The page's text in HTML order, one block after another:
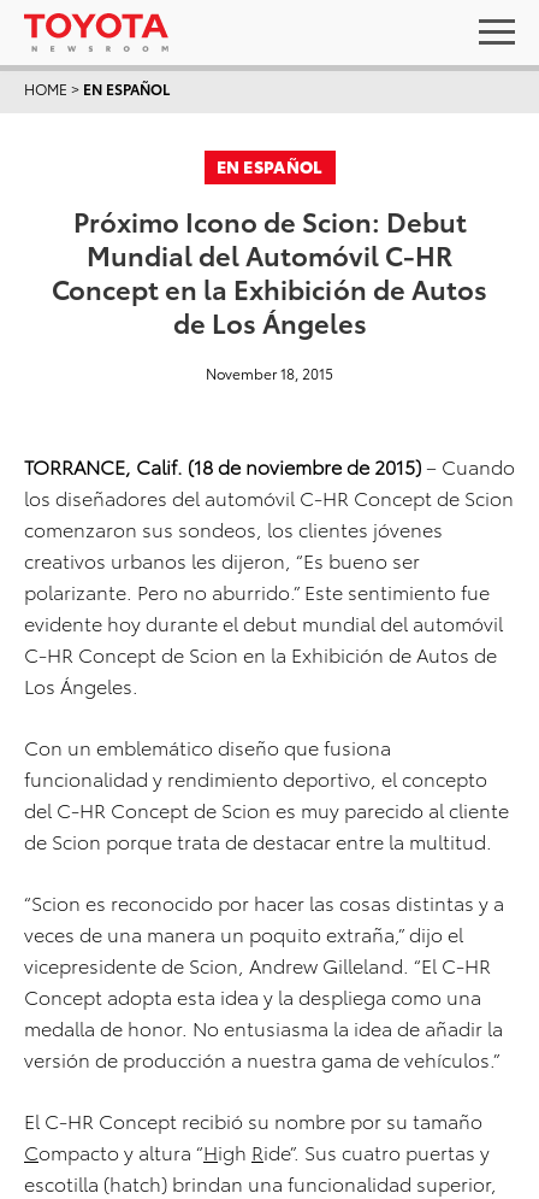
HOME > EN ESPAÑOL
EN ESPAÑOL
Próximo Icono de Scion: Debut
Mundial del Automóvil C-HR
Concept en la Exhibición de Autos
de Los Ángeles
November 18, 2015
TORRANCE, Calif. (18 de noviembre de 2015)– Cuando
los diseñadores del automóvil C-HR Concept de Scion
comenzaron sus sondeos, los clientes jóvenes
creativos urbanos les dijeron, “Es bueno ser
polarizante. Pero no aburrido.” Este sentimiento fue
evidente hoy durante el debut mundial del automóvil
C-HR Concept de Scion en la Exhibición de Autos de
Los Ángeles.
Con un emblemático diseño que fusiona
funcionalidad y rendimiento deportivo, el concepto
del C-HR Concept de Scion es muy parecido al cliente
de Scion porque trata de destacar entre la multitud.
“Scion es reconocido por hacer las cosas distintas y a
veces de una manera un poquito extraña,” dijo el
vicepresidente de Scion, Andrew Gilleland. “El C-HR
Concept adopta esta idea y la despliega como una
medalla de honor. No entusiasma la idea de añadir la
versión de producción a nuestra gama de vehículos.”
El C-HR Concept recibió su nombre por su tamaño
Compacto y altura “High Ride”. Sus cuatro puertas y
escotilla (hatch) brindan una funcionalidad superior,